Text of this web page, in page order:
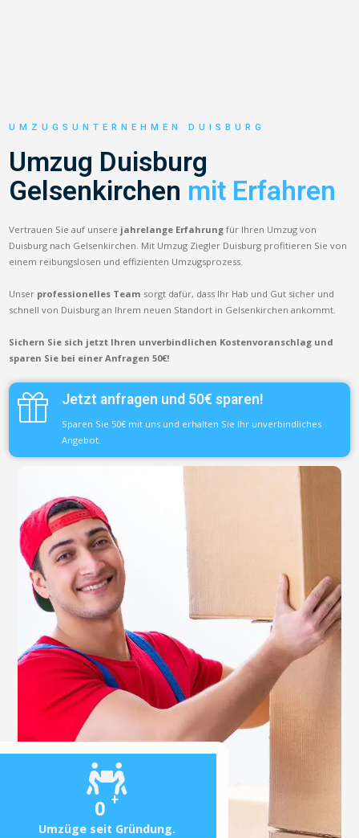
0 +
Umzüge seit Gründung.
UMZUGSUNTERNEHMEN DUISBURG
Umzug Duisburg
Gelsenkirchen mit Erfahren
Vertrauen Sie auf unsere jahrelange Erfahrung für Ihren Umzug von
Duisburg nach Gelsenkirchen. Mit Umzug Ziegler Duisburg profitieren Sie von
einem reibungslosen und effizienten Umzugsprozess.
Unser professionelles Team sorgt dafür, dass Ihr Hab und Gut sicher und
schnell von Duisburg an Ihrem neuen Standort in Gelsenkirchen ankommt.
Sichern Sie sich jetzt Ihren unverbindlichen Kostenvoranschlag und
sparen Sie bei einer Anfragen 50€!
Jetzt anfragen und 50€ sparen!
Sparen Sie 50€ mit uns und erhalten Sie Ihr unverbindliches
Angebot.